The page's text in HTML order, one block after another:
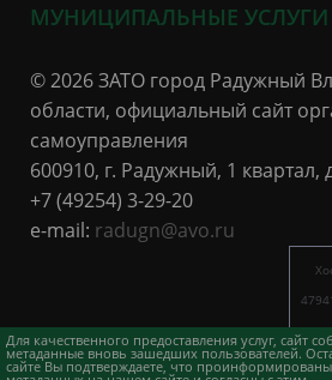
Для качественного предоставления услуг, сайт
метаданные вновь зашедших пользователей.
сайте Вы подтверждаете, что
МУНИЦИПАЛЬНЫЕ УСЛУГИ
© 2026 ЗАТО город Радужный
области, официальный сайт
самоуправления
600910, г. Радужный, 1 квартал,
+7 (49254) 3-29-20
e-mail: radugn@avo.ru